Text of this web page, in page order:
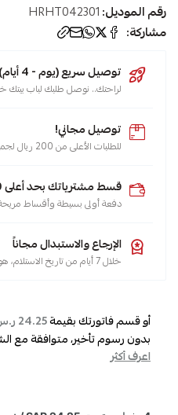
رقم الموديل:HRHT042301
مشاركة:
توصيل سريع (يوم - 4 أيام)
لراحتك.. نوصل طلبك لباب بيتك خلال 1 إلى 4
توصيل مجاني!
للطلبات الأعلى من 200 ريال لجميع مناطق المملكة
قسط مشترياتك بحد أعلى 7000 ﷼
دفعة أولى بسيطة وأقساط
الإرجاع والاستبدال مجاناً
خلال 7 أيام من تاريخ الاستلام، هو حقك تضمنه، حسب سياسة الاسترجاع
أو قسم فاتورتك بقيمة24.25 ر.س
بدون رسوم تأخير، متوافقة مع
اعرف أكثر